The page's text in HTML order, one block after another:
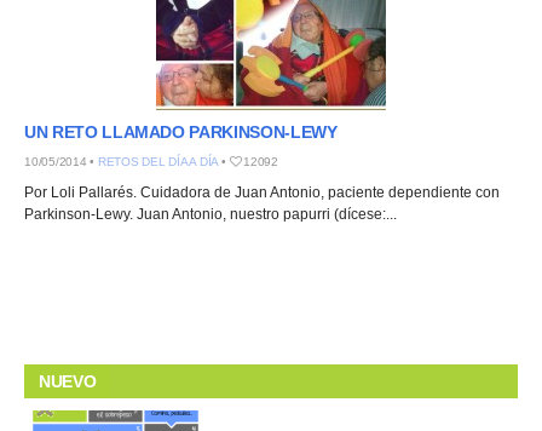
UN RETO LLAMADO PARKINSON-LEWY
10/05/2014 • RETOS DEL DÍA A DÍA• 12092
Por Loli Pallarés. Cuidadora de Juan Antonio, paciente dependiente con
Parkinson-Lewy. Juan Antonio, nuestro papurri (dícese:...
NUEVO